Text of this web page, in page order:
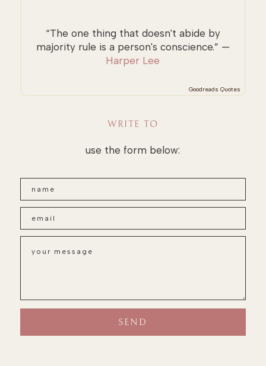
“The one thing that doesn't abide by
majority rule is a person's conscience.” —
Harper Lee
Goodreads Quotes
WRITE TO
use the form below: